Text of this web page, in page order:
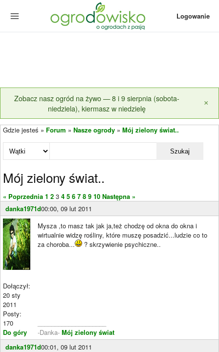
Logowanie
Zobacz nasz ogród na żywo — 8 i 9 sierpnia (sobota-
niedziela), kiermasz w niedzielę
×
Gdzie jesteś » Forum » Nasze ogrody » Mój zielony świat..
Szukaj
Mój zielony świat..
« Poprzednia 1 2 3 4 5 6 7 8 9 10 Następna »
danka1971d00:00, 09 lut 2011
Dołączył:
20 sty
2011
Posty:
170
Do góry
Mysza ,to masz tak jak ja,też chodzę od okna do okna i
wirtualnie widzę rośliny, które muszę posadzić...ludzie co to
za choroba...
? skrzywienie psychiczne..
-Danka- Mój zielony świat
danka1971d00:01, 09 lut 2011